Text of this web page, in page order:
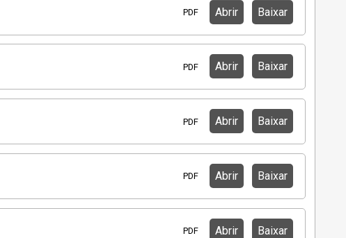
PDF Abrir Baixar
PDF Abrir Baixar
PDF Abrir Baixar
PDF Abrir Baixar
PDF Abrir Baixar